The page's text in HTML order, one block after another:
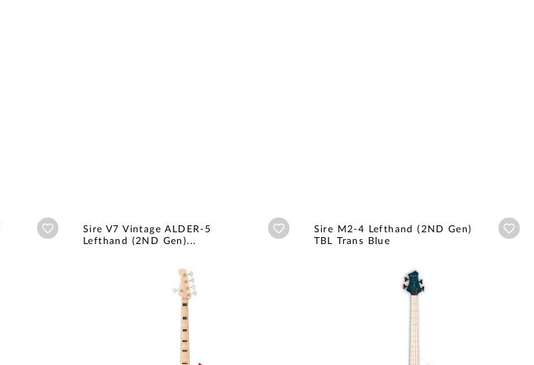
Añadir a wishlist
Sire V7 Vintage ALDER-5
Lefthand (2ND Gen)...
Añadir a wishlist
Sire M2-4 Lefthand (2ND Gen)
TBL Trans Blue